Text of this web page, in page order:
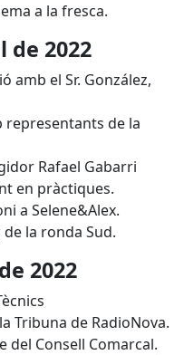
a la fresca.
de 2022
amb el Sr. González,
representants de la
Rafael Gabarri
en pràctiques.
a Selene&Alex.
la ronda Sud.
de 2022
Tribuna de RadioNova.
del Consell Comarcal.